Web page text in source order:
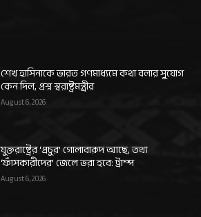
শেখ হাসিনাকে ভারত গণমাধ্যমে কথা বলার সুযোগ
কেন দিল, প্রশ্ন স্বরাষ্ট্রমন্ত্রীর
August 6, 2026
যুক্তরাষ্ট্রের ‘প্রচুর’ গোলাবারুদ আছে, তথ্য
‘ফাঁসকারীদের’ জেলে ভরা হবে: ট্রাম্প
August 6, 2026